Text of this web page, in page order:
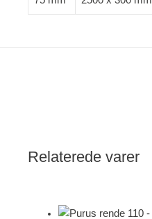
Relaterede varer